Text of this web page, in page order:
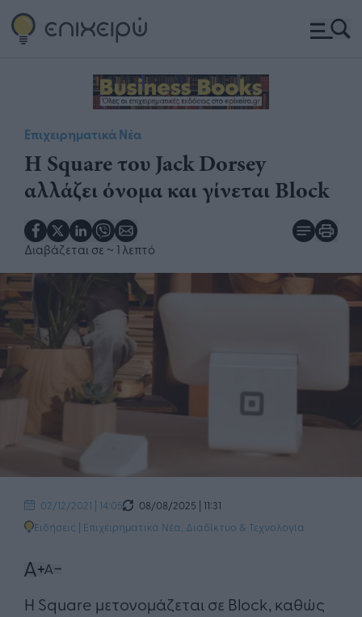
Επιχειρηματικά Νέα
Η Square του Jack Dorsey
αλλάζει όνομα και γίνεται Block
Διαβάζεται σε ~ 1 λεπτό
02/12/2021 | 14:05
08/08/2025 | 11:31
Ειδήσεις | Επιχειρηματικά Νέα Διαδίκτυο & Τεχνολογία
​Η Square μετονομάζεται σε Block, καθώς